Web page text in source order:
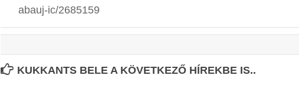
abauj-ic/2685159
KUKKANTS BELE A KÖVETKEZŐ HÍREKBE IS..